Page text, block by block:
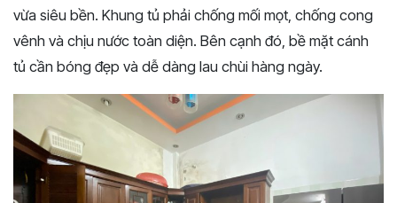
vừa siêu bền. Khung tủ phải chống mối mọt, chống cong
vênh và chịu nước toàn diện. Bên cạnh đó, bề mặt cánh
tủ cần bóng đẹp và dễ dàng lau chùi hàng ngày.